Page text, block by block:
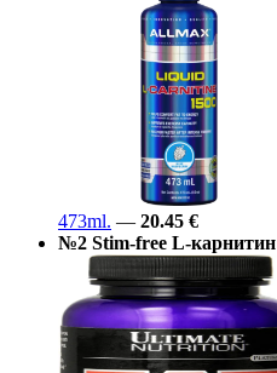
473ml. — 20.45 €
№2 Stim-free L-карнитин